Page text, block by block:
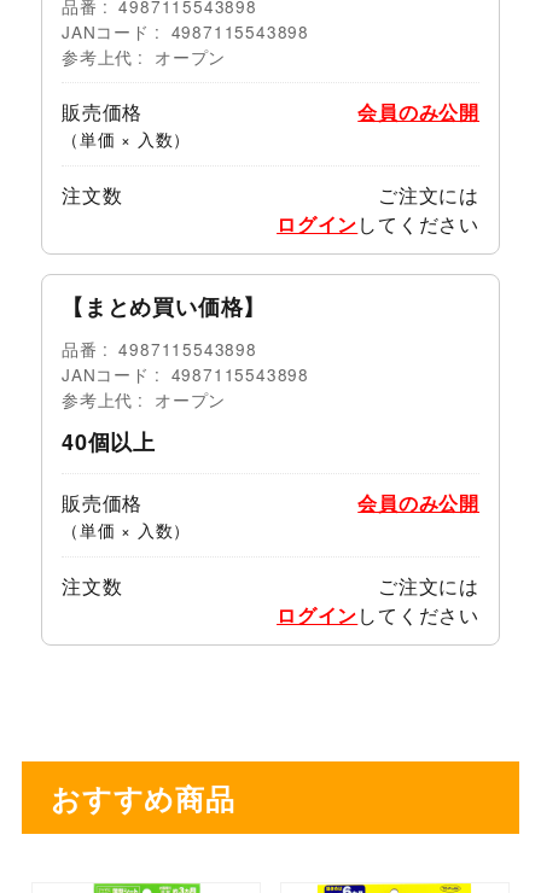
品番
4987115543898
JANコード
4987115543898
参考上代
オープン
販売価格
（単価 × 入数）
会員のみ公開
注文数
ご注文には
ログインしてください
【まとめ買い価格】
品番
4987115543898
JANコード
4987115543898
参考上代
オープン
40個以上
販売価格
（単価 × 入数）
会員のみ公開
注文数
ご注文には
ログインしてください
おすすめ商品